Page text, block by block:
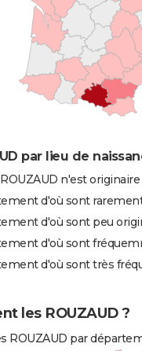
par lieu de
n'est
d'où sont
d'où sont peu
d'où sont
d'où sont très
les ROUZAUD ?
ROUZAUD par